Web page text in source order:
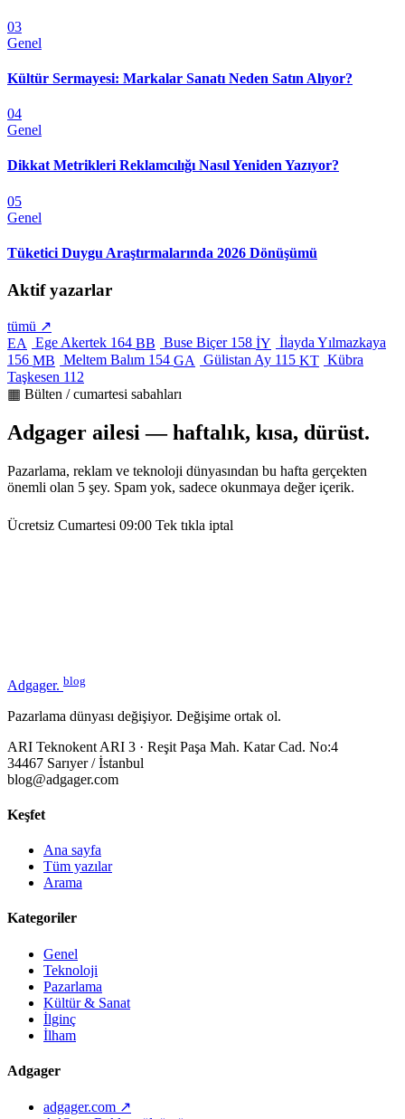
03
Genel
Kültür Sermayesi: Markalar Sanatı Neden Satın Alıyor?
04
Genel
Dikkat Metrikleri Reklamcılığı Nasıl Yeniden Yazıyor?
05
Genel
Tüketici Duygu Araştırmalarında 2026 Dönüşümü
Aktif yazarlar
tümü ↗
EA
Ege Akertek 164 BB Buse Biçer 158 İY İlayda Yılmazkaya
156 MB Meltem Balım 154 GA Gülistan Ay 115 KT Kübra
Taşkesen 112
▦ Bülten / cumartesi sabahları
Adgager ailesi — haftalık, kısa, dürüst.
Pazarlama, reklam ve teknoloji dünyasından bu hafta gerçekten
önemli olan 5 şey. Spam yok, sadece okunmaya değer içerik.
Ücretsiz Cumartesi 09:00 Tek tıkla iptal
Adgager. blog
Pazarlama dünyası değişiyor. Değişime ortak ol.
ARI Teknokent ARI 3 · Reşit Paşa Mah. Katar Cad. No:4
34467 Sarıyer / İstanbul
blog@adgager.com
Keşfet
Ana sayfa
Tüm yazılar
Arama
Kategoriler
Genel
Teknoloji
Pazarlama
Kültür & Sanat
İlginç
İlham
Adgager
adgager.com ↗